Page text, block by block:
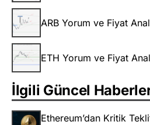
ARB Yorum ve Fiyat
ETH Yorum ve Fiyat
İlgili Güncel
Ethereum’dan Kritik